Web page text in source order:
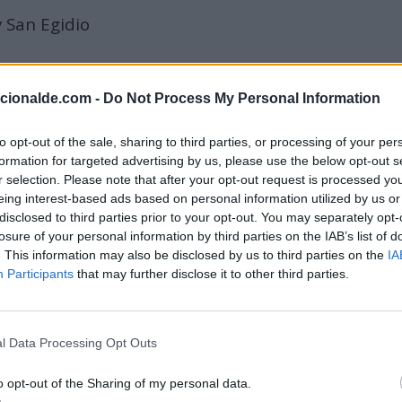
- Do Not Process My Personal Information
opt-out of the sale, sharing to third parties, or processing of your
for targeted advertising by us, please use the below opt-out
selection. Please note that after your opt-out request is processed
interest-based ads based on personal information utilized by us
to third parties prior to your opt-out. You may separately
of your personal information by third parties on the IAB’s list of
This information may also be disclosed by us to third parties on the
Participants that may further disclose it to other third parties.
Data Processing Opt Outs
opt-out of the Sharing of my personal data.
San Egidio
la vicepresidenta de la Nación Argentina, Cristina
asaltante, de nombre Fernando André Sabag
no se produjeron.
en España, el #GIFDay o 'Día del GIF' como forma